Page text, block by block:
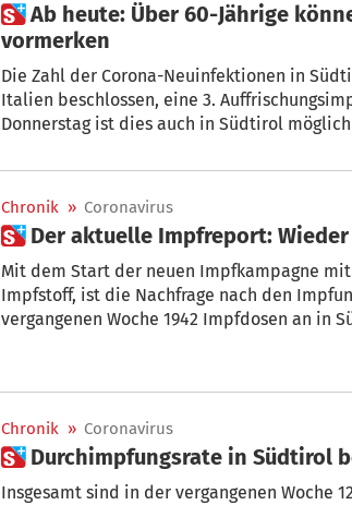
 Ab heute: Über 60-Jährige können sich für 3. Auffrischungsimpfung
vormerken
Die Zahl der Corona-Neuinfektionen in
Italien beschlossen, eine 3.
Donnerstag ist dies auch in Südtirol
Chronik » Coronavirus
 Der aktuelle Impfreport:
Mit dem Start der neuen Impfkampagne
Impfstoff, ist die Nachfrage nach den
vergangenen Woche 1942 Impfdosen an in
Chronik » Coronavirus
 Durchimpfungsrate in Südtirol
Insgesamt sind in der vergangenen Woche